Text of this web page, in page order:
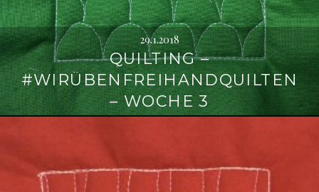
29.1.2018
QUILTING –
#WIRÜBENFREIHANDQUILTEN
– WOCHE 3